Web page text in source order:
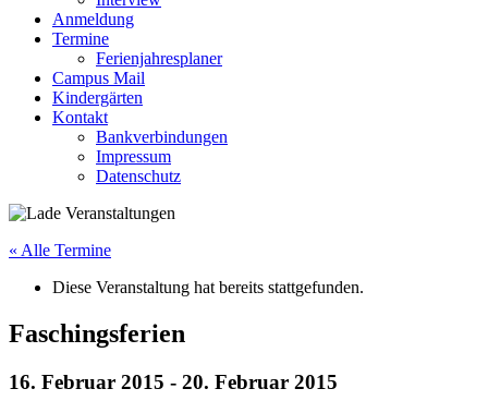
Anmeldung
Termine
Ferienjahresplaner
Campus Mail
Kindergärten
Kontakt
Bankverbindungen
Impressum
Datenschutz
« Alle Termine
Diese Veranstaltung hat bereits stattgefunden.
Faschingsferien
16. Februar 2015 - 20. Februar 2015